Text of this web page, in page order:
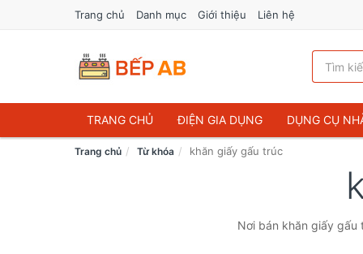
Trang chủ Danh mục Giới thiệu Liên hệ
TRANG CHỦ ĐIỆN GIA DỤNG DỤNG CỤ
Trang chủ Từ khóa khăn giấy gấu trúc
Nơi bán khăn giấy gấu